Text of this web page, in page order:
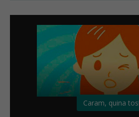
Caram, quina tos!